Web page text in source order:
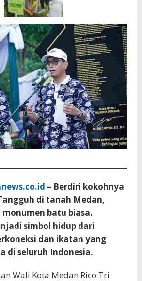
Kota
Se-
Indonesia
– Berdiri kokohnya
di tanah Medan,
monumen batu biasa.
simbol hidup dari
dan ikatan yang
di seluruh Indonesia.
Wali Kota Medan Rico Tri